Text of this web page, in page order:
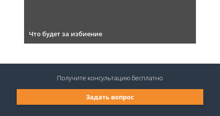
Что будет за избиение
Задать вопрос
Получите консультациюбесплатно